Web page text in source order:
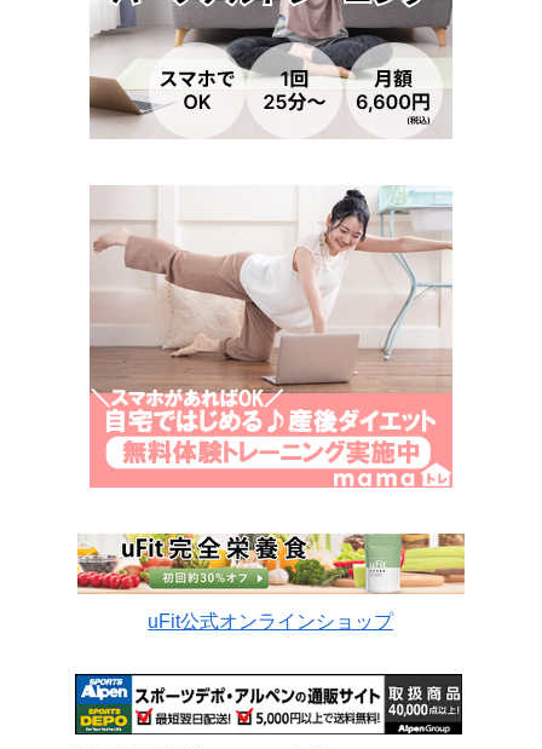
uFit公式オンラインショップ